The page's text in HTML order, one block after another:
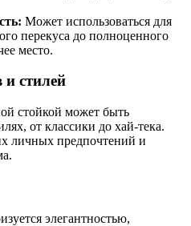
Может использоваться для
перекуса до полноценного
место.
и стилей
стойкой может быть
от классики до хай-тека.
личных предпочтений и
элегантностью,